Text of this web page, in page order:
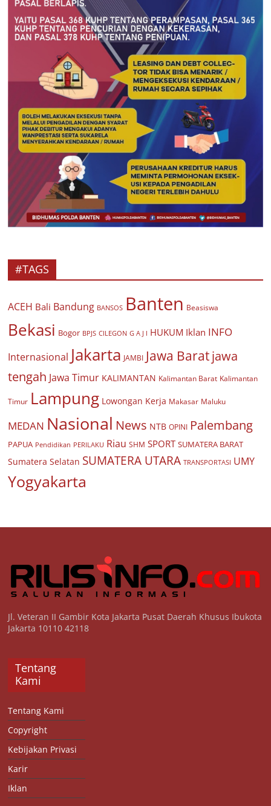
#TAGS
ACEH Bali Bandung BANSOS Banten Beasiswa
Bekasi Bogor BPJS CILEGON G A J I HUKUM Iklan INFO
Internasional Jakarta JAMBI Jawa Baratjawa
tengah Jawa Timur KALIMANTAN Kalimantan Barat Kalimantan
Timur Lampung Lowongan Kerja Makasar Maluku
MEDAN Nasional News NTB OPINI Palembang
PAPUA Pendidikan PERILAKU Riau SHM SPORT SUMATERA BARAT
Sumatera Selatan SUMATERA UTARA TRANSPORTASI UMY
Yogyakarta
Jl. Veteran II Gambir Kota Jakarta Pusat Daerah Khusus Ibukota
Jakarta 10110 42118
Tentang
Kami
Tentang Kami
Copyright
Kebijakan Privasi
Karir
Iklan